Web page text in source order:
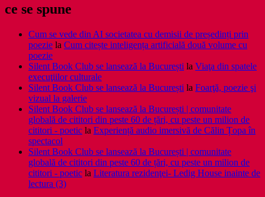
ce se spune
Cum se vede din AI societatea cu demisii de președinți prin
poezie la Cum citește inteligența artificială două volume cu
poezie
Silent Book Club se lansează la București la Viaţa din spatele
execuţiilor culturale
Silent Book Club se lansează la București la Foarţă, poezie şi
vizual la galerie
Silent Book Club se lansează la București | comunitate
globală de cititori din peste 60 de țări, cu peste un milion de
cititori - poetic la Experiență audio imersivă de Călin Țopa în
spectacol
Silent Book Club se lansează la București | comunitate
globală de cititori din peste 60 de țări, cu peste un milion de
cititori - poetic la Literatura rezidenţei- Ledig House inainte de
lectura (3)